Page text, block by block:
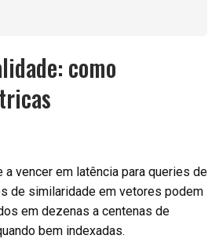
como
a vencer em latência para queries de
de similaridade em vetores podem
em dezenas a centenas de
bem indexadas.